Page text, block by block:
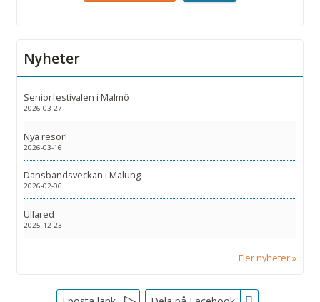
Nyheter
Seniorfestivalen i Malmö
2026-03-27
Nya resor!
2026-03-16
Dansbandsveckan i Malung
2026-02-06
Ullared
2025-12-23
Fler nyheter